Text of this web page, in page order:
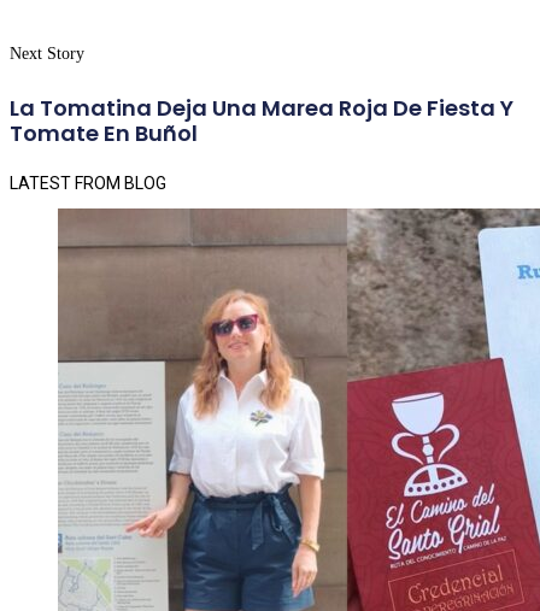
Next Story
La Tomatina Deja Una Marea Roja De Fiesta Y
Tomate En Buñol
LATEST FROM BLOG